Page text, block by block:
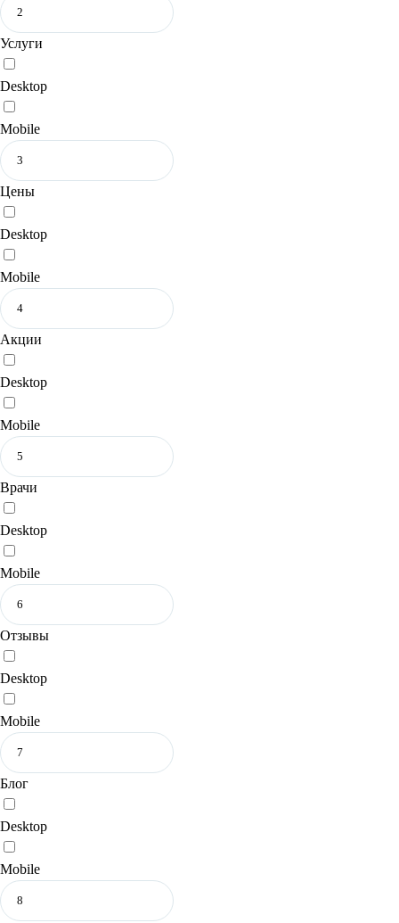
Услуги
Desktop
Mobile
Цены
Desktop
Mobile
Акции
Desktop
Mobile
Врачи
Desktop
Mobile
Отзывы
Desktop
Mobile
Блог
Desktop
Mobile